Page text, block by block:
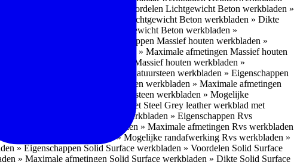
Beton werkbladen » Voordelen Lichtgewicht Beton werkbladen »
» Maximale afmetingen
Lichtgewicht Beton werkbladen » Dikte
Mogelijke randafwerking
Lichtgewicht Beton werkbladen »
houten werkbladen » Eigenschappen Massief houten werkbladen »
Massief houten werkbladen » Maximale afmetingen Massief houten
» Mogelijke randafwerking
Massief houten werkbladen »
» Natuursteen werkbladen
Natuursteen werkbladen » Eigenschappen
werkbladen » Uitstraling
Natuursteen werkbladen » Maximale afmetingen
» Randafwerking
Natuursteen werkbladen » Mogelijke
Natuursteen werkbladen » Graniet Steel Grey leather werkblad met
» Rvs werkbladen Rvs werkbladen » Eigenschappen Rvs
» Uitstraling Rvs werkbladen » Maximale afmetingen Rvs werkbladen
Rvs werkbladen » Mogelijke randafwerking Rvs werkbladen »
» EigenschappenSolid Surface werkbladen » Voordelen Solid Surface
» Maximale afmetingen Solid Surface werkbladen » Dikte Solid Surface